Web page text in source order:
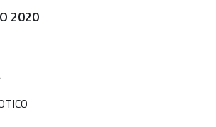
2020